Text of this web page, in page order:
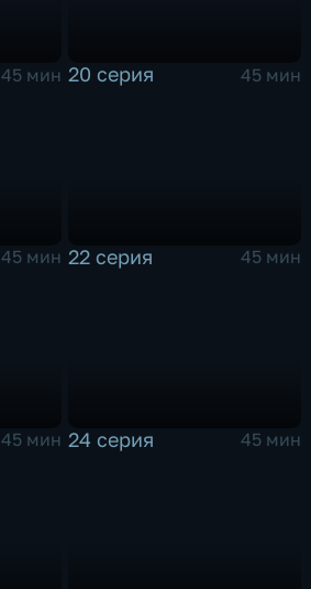
45 мин 20 серия 45 мин
45 мин 22 серия 45 мин
45 мин 24 серия 45 мин